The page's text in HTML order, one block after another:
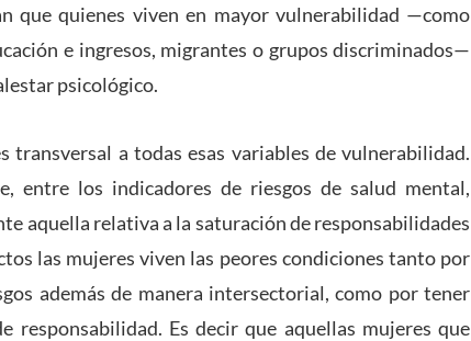
que quienes viven en mayor vulnerabilidad —como
e ingresos, migrantes o grupos discriminados—
psicológico.
transversal a todas esas variables de vulnerabilidad.
entre los indicadores de riesgos de salud mental,
aquella relativa a la saturación de responsabilidades
las mujeres viven las peores condiciones tanto por
además de manera intersectorial, como por tener
responsabilidad. Es decir que aquellas mujeres que